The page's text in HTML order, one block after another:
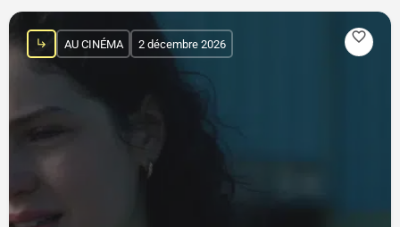
AU CINÉMA 2 décembre 2026